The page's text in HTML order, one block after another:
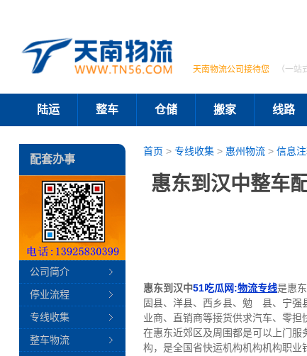
天南物流公司接待您 （一
陆运 整车 仓储 搬家 线路
首页 > 专线收集> 惠州物流> 信息
惠东到汉中整车
惠东到汉中51吃瓜网:物流专线是惠
固县、洋县、西乡县、勉 县、宁强
业商、直销商等接货供求汽车、零担
在惠东近郊区及周围都是可以上门
构，是全国省快运机构机构机构职业
配套办事
公司简介
停业流程
专线收集
整车物流